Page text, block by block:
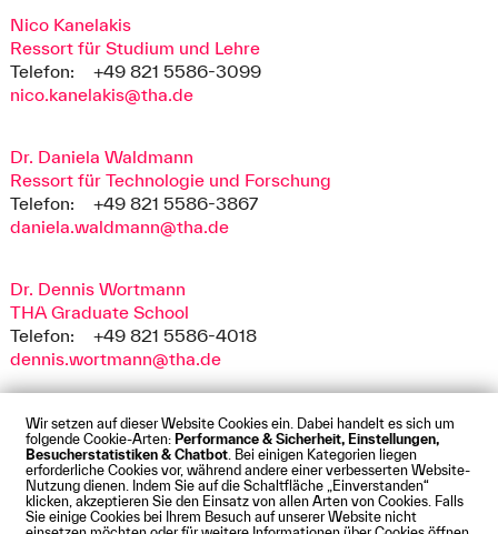
Wir setzen auf dieser Website Cookies ein. Dabei handelt es sich um
folgende Cookie-Arten: Performance & Sicherheit, Einstellungen,
Besucherstatistiken & Chatbot . Bei einigen Kategorien liegen
erforderliche Cookies vor, während andere einer verbesserten Website-
Nutzung dienen. Indem Sie auf die Schaltfläche „Einverstanden“
klicken, akzeptieren Sie den Einsatz von allen Arten von Cookies. Falls
Sie einige Cookies bei Ihrem Besuch auf unserer Website nicht
Nico Kanelakis
Ressort für Studium und Lehre
Telefon:
+49 821 5586-3099
nico.kanelakis@tha.de
Dr. Daniela Waldmann
Ressort für Technologie und Forschung
Telefon:
+49 821 5586-3867
daniela.waldmann@tha.de
Dr. Dennis Wortmann
THA Graduate School
Telefon:
+49 821 5586-4018
dennis.wortmann@tha.de
Impressum Datenschutz Cookies
Barrierefreiheit
Kontakt Presse Anfahrt Intranet Webmail
© Technische Hochschule Augsburg